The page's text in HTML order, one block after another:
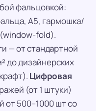
фальцовкой:
А5, гармошка/
fold).
— от стандартной
до дизайнерских
Цифровая
(от 1 штуки)
от 500–1000 шт со